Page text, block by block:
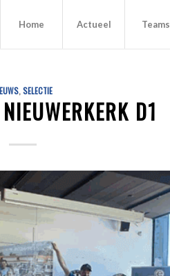
Home Actueel Teams
,SELECTIE
D1